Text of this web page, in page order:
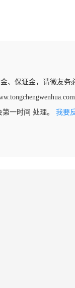
、保证金，请微友务
一时间 处理。 我要